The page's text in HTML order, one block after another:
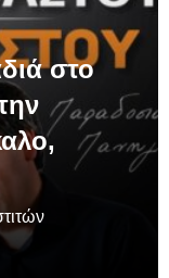
στο